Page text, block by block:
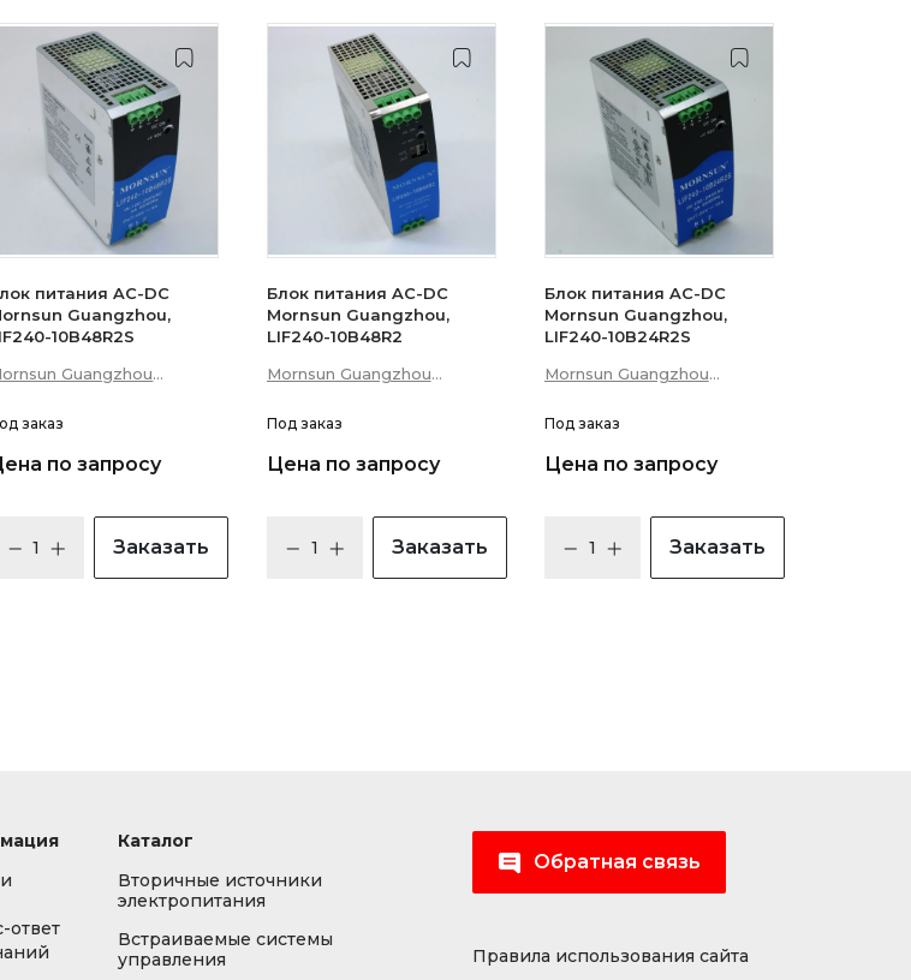
питания AC-DC
Guangzhou,
10B48R2S
Guangzhou
Ltd
заказ
по запросу
Заказать
Блок питания AC-DC
Mornsun Guangzhou,
LIF240-10B48R2
Mornsun Guangzhou
Co., Ltd
Под заказ
Цена по запросу
Заказать
Блок питания AC-DC
Mornsun Guangzhou,
LIF240-10B24R2S
Mornsun Guangzhou
Co., Ltd
Под заказ
Цена по запросу
Заказать
ответ
Каталог
Вторичные источники
электропитания
Встраиваемые системы
управления
Обратная связь
Правила использования сайта